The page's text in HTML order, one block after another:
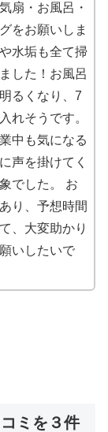
扇・お風呂・
をお願いしま
水垢も全て掃
した！お風呂
るくなり、7
れそうです。
中も気になる
声を掛けてく
でした。 お
り、予想時間
、大変助かり
いしたいで
ミを３件